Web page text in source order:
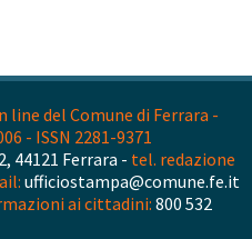
line del Comune di Ferrara -
- ISSN 2281-9371
44121 Ferrara - tel. redazione
ufficiostampa@comune.fe.it
ai cittadini: 800 532